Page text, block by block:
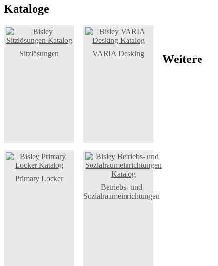
Kataloge
Sitzlösungen VARIA Desking
Primary Locker
Betriebs- und
Sozialraumeinrichtungen
Weitere